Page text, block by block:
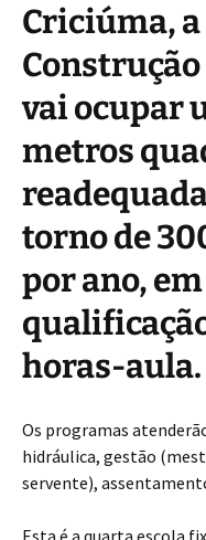
Criciúma, a
Construção
vai ocupar
metros
torno de
por ano,
horas-aula.
Os programas
hidráulica, gestão
servente),
Esta é a quarta escola